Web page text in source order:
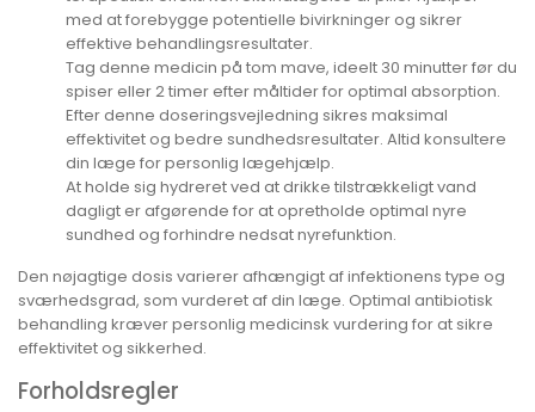
med at forebygge potentielle bivirkninger og sikrer
effektive behandlingsresultater.
Tag denne medicin på tom mave, ideelt 30 minutter før du
spiser eller 2 timer efter måltider for optimal absorption.
Efter denne doseringsvejledning sikres maksimal
effektivitet og bedre sundhedsresultater. Altid konsultere
din læge for personlig lægehjælp.
At holde sig hydreret ved at drikke tilstrækkeligt vand
dagligt er afgørende for at opretholde optimal nyre
sundhed og forhindre nedsat nyrefunktion.
Den nøjagtige dosis varierer afhængigt af infektionens type og
sværhedsgrad, som vurderet af din læge. Optimal antibiotisk
behandling kræver personlig medicinsk vurdering for at sikre
effektivitet og sikkerhed.
Forholdsregler